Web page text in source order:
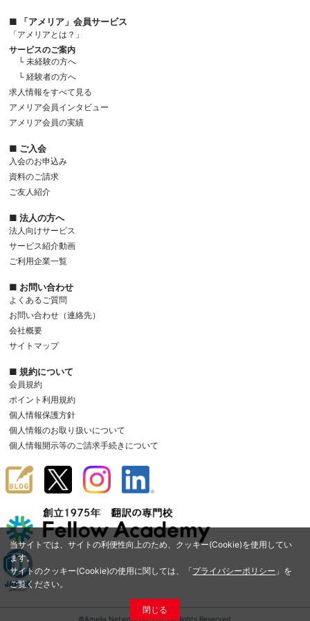
当サイトでは、サイトの利便性向上のため、クッキー(Cookie)を使用してい
ます。
サイトのクッキー(Cookie)の使用に関しては、「プライバシーポリシー 」を
ご覧ください。
閉じる
■ 「アメリア」会員サービス
「アメリアとは？」
サービスのご案内
└ 未経験の方へ
└ 経験者の方へ
求人情報をすべて見る
アメリア会員インタビュー
アメリア会員の実績
■ ご入会
入会のお申込み
資料のご請求
ご友人紹介
■ 法人の方へ
法人向けサービス
サービス紹介動画
ご利用企業一覧
■ お問い合わせ
よくあるご質問
お問い合わせ（連絡先）
会社概要
サイトマップ
■ 規約について
会員規約
ポイント利用規約
個人情報保護方針
個人情報のお取り扱いについて
個人情報開示等のご請求手続きについて
©Amelia Network Co.,Ltd. All Rights Reserved.